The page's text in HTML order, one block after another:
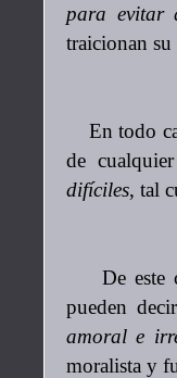
para evitar
traicionan
En todo
de
difíciles, tal
De este
pueden
amoral e
moralista y